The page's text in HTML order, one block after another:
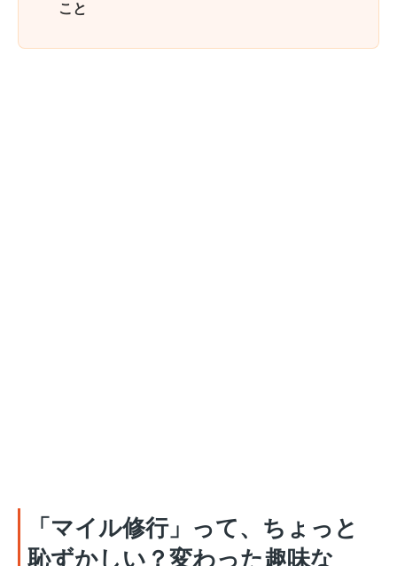
こと
「マイル修行」って、ちょっと
恥ずかしい？変わった趣味な